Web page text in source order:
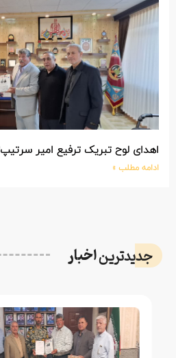
اهدای لوح تبریک ترفیع امیر سرتیپ۲ ستاد شهریار پورفضلی فرمانده تیپ ۳۶۴ شهید نصیرزاده نزاجا مستقر در مهاباد
ادامه مطلب »
جدیدتریناخبار